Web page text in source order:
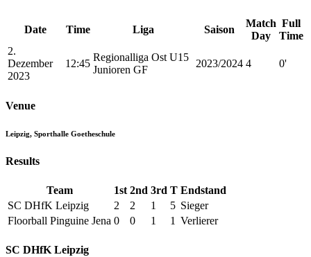
Date Time Liga Saison
Match
Day
Full
Time
2.
Dezember
2023
12:45
Regionalliga Ost U15
Junioren GF
2023/2024 4 0'
Venue
Leipzig, Sporthalle Goetheschule
Results
Team 1st 2nd 3rd T Endstand
SC DHfK Leipzig
2 2 1 5 Sieger
Floorball Pinguine Jena 0 0 1 1 Verlierer
SC DHfK Leipzig